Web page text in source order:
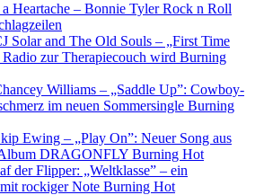
a Heartache – Bonnie Tyler Rock n Roll
Solar and The Old Souls – „First Time
zur Therapiecouch wird Burning
Williams – „Saddle Up”: Cowboy-
im neuen Sommersingle Burning
Ewing – „Play On”: Neuer Song aus
DRAGONFLY Burning Hot
der Flipper: „Weltklasse” – ein
rockiger Note Burning Hot